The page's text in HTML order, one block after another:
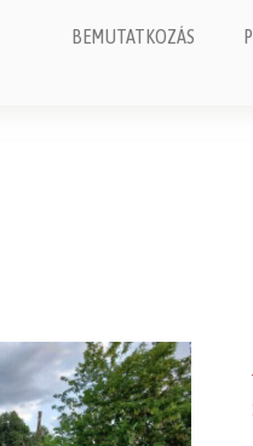
BEMUTATKOZÁS